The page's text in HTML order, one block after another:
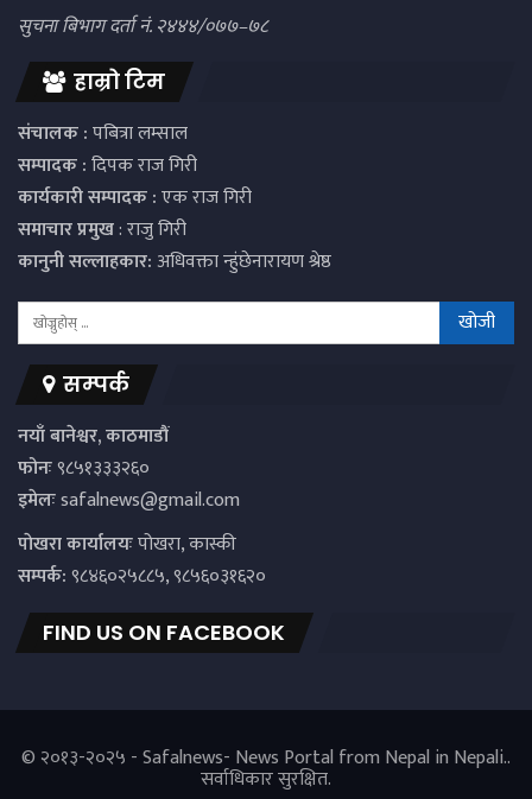
सुचना बिभाग दर्ता नं. २४४४/०७७–७८
हाम्रो टिम
संचालक :पबित्रा लम्साल
सम्पादक :दिपक राज गिरी
कार्यकारी सम्पादक :एक राज गिरी
समाचार प्रमुख: राजु गिरी
कानुनी सल्लाहकार:अधिवक्ता न्हुंछेनारायण श्रेष्ठ
सम्पर्क
नयाँ बानेश्वर, काठमाडौं
फोनः९८५१३३३२६०
इमेलःsafalnews@gmail.com
पाेखरा कार्यालयःपोखरा, कास्की
सम्पर्क:९८४६०२५८८५, ९८५६०३१६२०
FIND US ON FACEBOOK
© २०१३-२०२५ - Safalnews- News Portal from Nepal in Nepali..
सर्वाधिकार सुरक्षित.